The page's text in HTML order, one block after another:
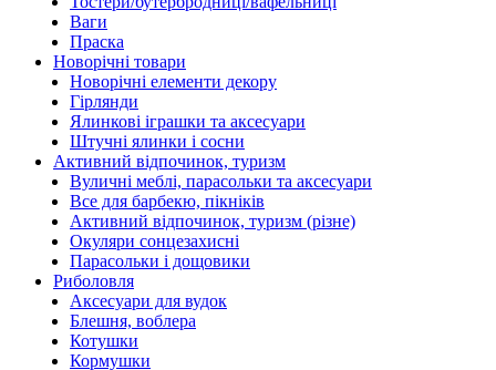
Ваги
Праска
Новорічні товари
Новорічні елементи декору
Гірлянди
Ялинкові іграшки та аксесуари
Штучні ялинки і сосни
Активний відпочинок, туризм
Вуличні меблі, парасольки та аксесуари
Все для барбекю, пікніків
Активний відпочинок, туризм (різне)
Окуляри сонцезахисні
Парасольки і дощовики
Риболовля
Аксесуари для вудок
Блешня, воблера
Котушки
Кормушки